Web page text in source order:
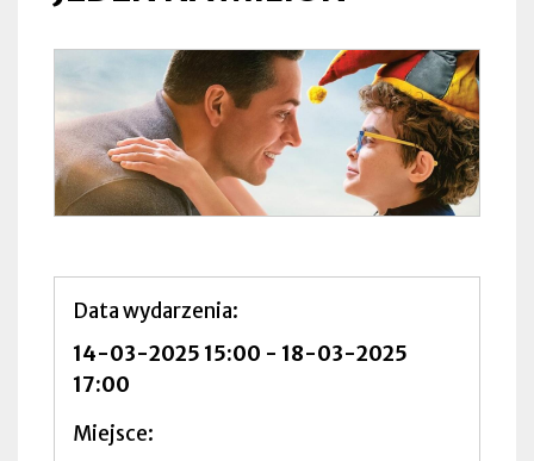
Data wydarzenia
14-03-2025 15:00 - 18-03-2025
17:00
Miejsce